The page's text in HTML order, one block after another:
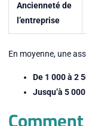
Ancienneté de
l’entreprise
En moyenne, une
De 1 000 à 2
Jusqu’à 5